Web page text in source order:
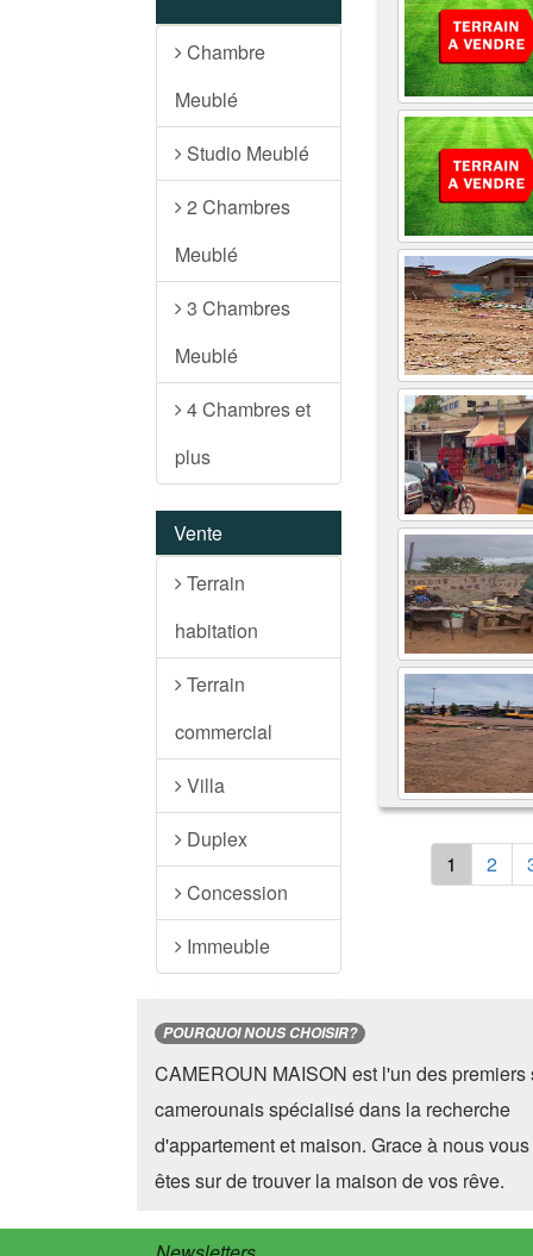
Chambre
Meublé
Studio Meublé
2 Chambres
Meublé
3 Chambres
Meublé
4 Chambres et
plus
Vente
Terrain
habitation
Terrain
commercial
Villa
Duplex
Concession
Immeuble
1 2
POURQUOI NOUS CHOISIR?
CAMEROUN MAISON est l'un des premiers
camerounais spécialisé dans la recherche
d'appartement et maison. Grace à nous vous
êtes sur de trouver la maison de vos rêve.